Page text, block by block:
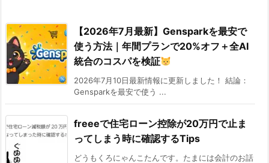
【2026年7月最新】Gensparkを最安で
使う方法｜年間プランで20%オフ＋全AI
統合のコスパを検証
2026年7月10日最新情報に更新しました！ 結論：
Gensparkを最安で使う ...
freeeで住宅ローン控除が20万円で止ま
ってしまう時に確認するTips
どうもくろにゃんこたんです。たまには会計のお話